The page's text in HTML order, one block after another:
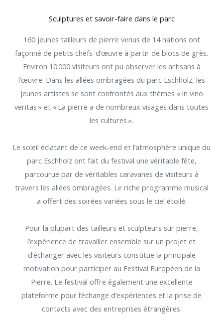
Sculptures et savoir-faire dans le parc
160 jeunes tailleurs de pierre venus de 14 nations ont
façonné de petits chefs-d’œuvre à partir de blocs de grès.
Environ 10 000 visiteurs ont pu observer les artisans à
l’œuvre. Dans les allées ombragées du parc Eschholz, les
jeunes artistes se sont confrontés aux thèmes « In vino
veritas » et « La pierre a de nombreux visages dans toutes
les cultures ».
Le soleil éclatant de ce week-end et l’atmosphère unique du
parc Eschholz ont fait du festival une véritable fête,
parcourue par de véritables caravanes de visiteurs à
travers les allées ombragées. Le riche programme musical
a offert des soirées variées sous le ciel étoilé.
Pour la plupart des tailleurs et sculpteurs sur pierre,
l’expérience de travailler ensemble sur un projet et
d’échanger avec les visiteurs constitue la principale
motivation pour participer au Festival Européen de la
Pierre. Le festival offre également une excellente
plateforme pour l’échange d’expériences et la prise de
contacts avec des entreprises étrangères.